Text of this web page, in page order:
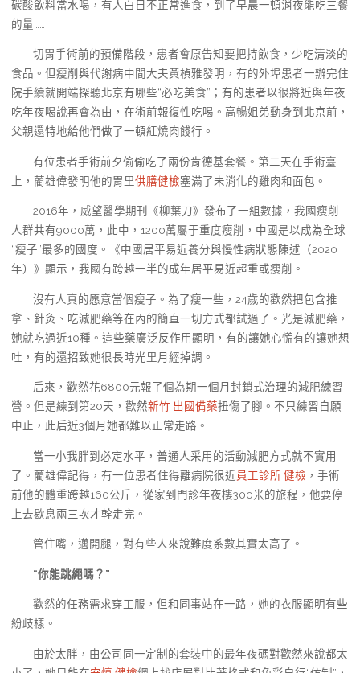
碳酸飲料當水喝，有人白日不正常進食，到了早晨一頓消夜能吃三餐
的量……
切胃手術前的預備階段，患者會原告知要把持飲食，少吃清淡的
食品。但瘦削與代謝病中間大夫黃楨雅發明，有的外埠患者一辦完住
院手續就開端探聽北京有哪些“必吃美食”；有的患者以很將近與年夜
吃年夜喝說再會為由，在術前報復性吃喝。高暢姐弟動身到北京前，
父親還特地給他們做了一頓紅燒肉餞行。
有位患者手術前夕偷偷吃了兩份肯德基套餐。第二天在手術臺
上，藺雄偉發明他的胃里供膳健檢塞滿了未消化的雞肉和面包。
2016年，威望醫學期刊《柳葉刀》發布了一組數據，我國瘦削
人群共有9000萬，此中，1200萬屬于重度瘦削，中國是以成為全球
“瘦子”最多的國度。《中國居平易近養分與慢性病狀態陳述（2020
年）》顯示，我國有跨越一半的成年居平易近超重或瘦削。
沒有人真的愿意當個瘦子。為了瘦一些，24歲的歡然把包含推
拿、針灸、吃減肥藥等在內的簡直一切方式都試過了。光是減肥藥，
她就吃過近10種。這些藥廣泛反作用顯明，有的讓她心慌有的讓她想
吐，有的還招致她很長時光里月經掉調。
后來，歡然花6800元報了個為期一個月封鎖式治理的減肥練習
營。但是練到第20天，歡然新竹 出國備藥扭傷了腳。不只練習自願
中止，此后近3個月她都難以正常走路。
當一小我胖到必定水平，普通人采用的活動減肥方式就不實用
了。藺雄偉記得，有一位患者住得離病院很近員工診所 健檢 ，手術
前他的體重跨越160公斤，從家到門診年夜樓300米的旅程，他要停
上去歇息兩三次才幹走完。
管住嘴，邁開腿，對有些人來說難度系數其實太高了。
“你能跳繩嗎？”
歡然的任務需求穿工服，但和同事站在一路，她的衣服顯明有些
紛歧樣。
由於太胖，由公司同一定制的套裝中的最年夜碼對歡然來說都太